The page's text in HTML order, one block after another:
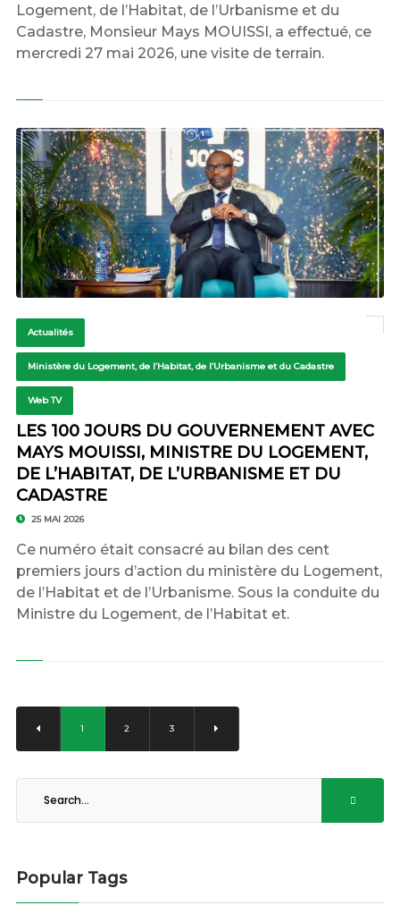
Logement, de l’Habitat, de l’Urbanisme et du
Cadastre, Monsieur Mays MOUISSI, a effectué, ce
mercredi 27 mai 2026, une visite de terrain.
Actualités
Ministère du Logement, de l’Habitat, de l’Urbanisme et du Cadastre
Web TV
LES 100 JOURS DU GOUVERNEMENT AVEC
MAYS MOUISSI, MINISTRE DU LOGEMENT,
DE L’HABITAT, DE L’URBANISME ET DU
CADASTRE
25 MAI 2026
Ce numéro était consacré au bilan des cent
premiers jours d’action du ministère du Logement,
de l’Habitat et de l’Urbanisme. Sous la conduite du
Ministre du Logement, de l’Habitat et.
1 2 3
Popular Tags